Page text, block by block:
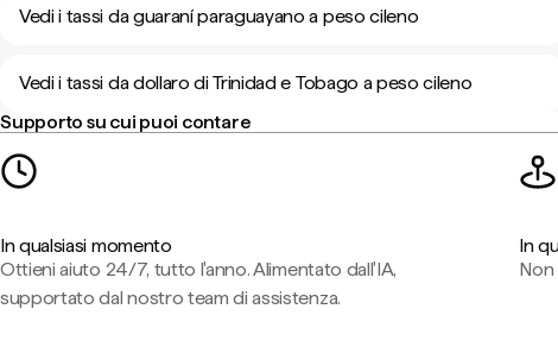
Vedi i tassi da guaraní paraguayano a peso cileno
Vedi i tassi da dollaro di Trinidad e Tobago a peso cileno
Supporto su cui puoi contare
In qualsiasi momento
Ottieni aiuto 24/7, tutto l'anno. Alimentato dall'IA,
supportato dal nostro team di assistenza.
In
Non